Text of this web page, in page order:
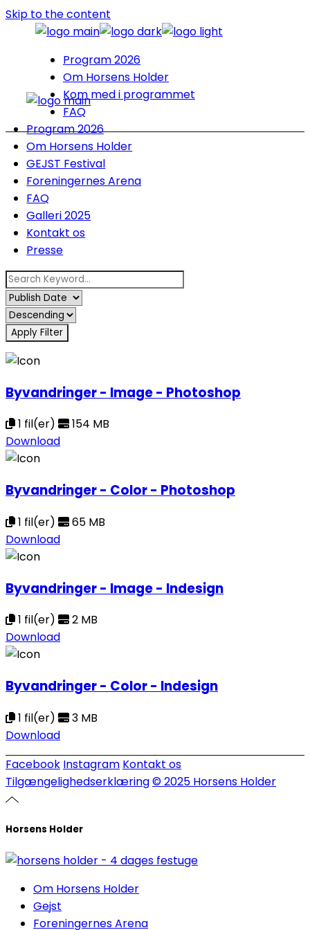
Skip to the content
Program 2026
Om Horsens Holder
Kom med i programmet
FAQ
Program 2026
Om Horsens Holder
GEJST Festival
Foreningernes Arena
FAQ
Galleri 2025
Kontakt os
Presse
Apply Filter
Byvandringer - Image - Photoshop
1 fil(er)
154 MB
Download
Byvandringer - Color - Photoshop
1 fil(er)
65 MB
Download
Byvandringer - Image - Indesign
1 fil(er)
2 MB
Download
Byvandringer - Color - Indesign
1 fil(er)
3 MB
Download
Facebook Instagram Kontakt os
Tilgængelighedserklæring© 2025 Horsens Holder
Horsens Holder
Om Horsens Holder
Gejst
Foreningernes Arena